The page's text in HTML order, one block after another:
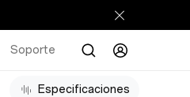
Soporte
Especificaciones